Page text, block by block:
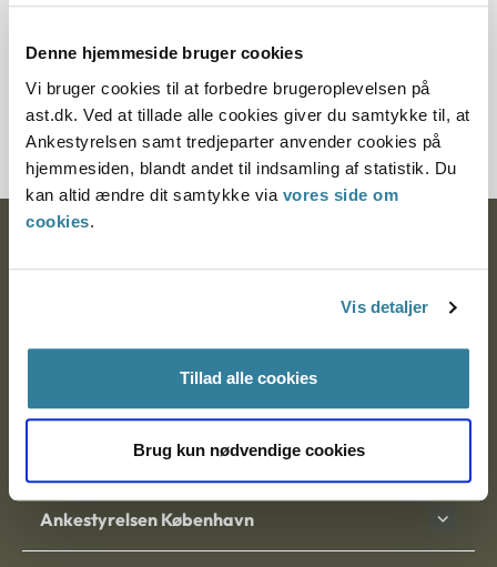
Denne hjemmeside bruger cookies
Vi bruger cookies til at forbedre brugeroplevelsen på
ast.dk. Ved at tillade alle cookies giver du samtykke til, at
Ankestyrelsen samt tredjeparter anvender cookies på
hjemmesiden, blandt andet til indsamling af statistik. Du
kan altid ændre dit samtykke via vores side om
cookies.
Vis detaljer
Tillad alle cookies
Brug kun nødvendige cookies
20650-91
Ankestyrelsen Aalborg
Ankestyrelsen København